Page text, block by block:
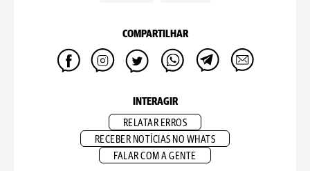
COMPARTILHAR
INTERAGIR
RELATAR ERROS
RECEBER NOTÍCIAS NO WHATS
FALAR COM A GENTE